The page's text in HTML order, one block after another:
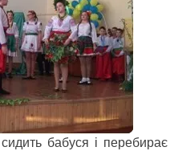
бабуся і перебирає